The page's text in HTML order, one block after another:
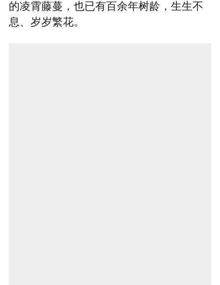
的凌霄藤蔓，也已有百余年树龄，生生不
息、岁岁繁花。